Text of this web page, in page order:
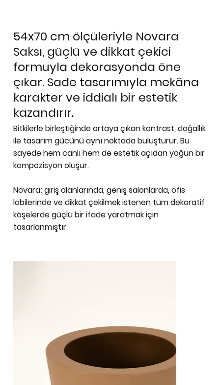
54x70 cm ölçüleriyle Novara
Saksı, güçlü ve dikkat çekici
formuyla dekorasyonda öne
çıkar. Sade tasarımıyla mekâna
karakter ve iddialı bir estetik
kazandırır.
Bitkilerle birleştiğinde ortaya çıkan kontrast, doğallık
ile tasarım gücünü aynı noktada buluşturur. Bu
sayede hem canlı hem de estetik açıdan yoğun bir
kompozisyon oluşur.
Novara; giriş alanlarında, geniş salonlarda, ofis
lobilerinde ve dikkat çekilmek istenen tüm dekoratif
köşelerde güçlü bir ifade yaratmak için
tasarlanmıştır